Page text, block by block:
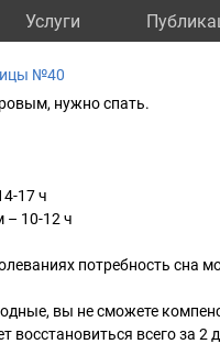
Услуги
№40
нужно спать.
17 ч
– 10-12 ч
потребность сна
вы не сможете
восстановиться всего за 2